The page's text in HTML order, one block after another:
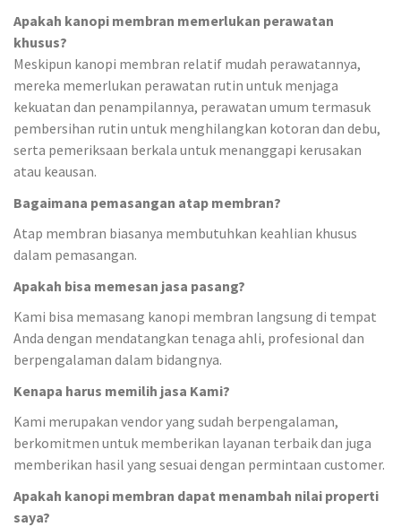
Apakah kanopi membran memerlukan perawatan
khusus?
Meskipun kanopi membran relatif mudah perawatannya,
mereka memerlukan perawatan rutin untuk menjaga
kekuatan dan penampilannya, perawatan umum termasuk
pembersihan rutin untuk menghilangkan kotoran dan debu,
serta pemeriksaan berkala untuk menanggapi kerusakan
atau keausan.
Bagaimana pemasangan atap membran?
Atap membran biasanya membutuhkan keahlian khusus
dalam pemasangan.
Apakah bisa memesan jasa pasang?
Kami bisa memasang kanopi membran langsung di tempat
Anda dengan mendatangkan tenaga ahli, profesional dan
berpengalaman dalam bidangnya.
Kenapa harus memilih jasa Kami?
Kami merupakan vendor yang sudah berpengalaman,
berkomitmen untuk memberikan layanan terbaik dan juga
memberikan hasil yang sesuai dengan permintaan customer.
Apakah kanopi membran dapat menambah nilai properti
saya?